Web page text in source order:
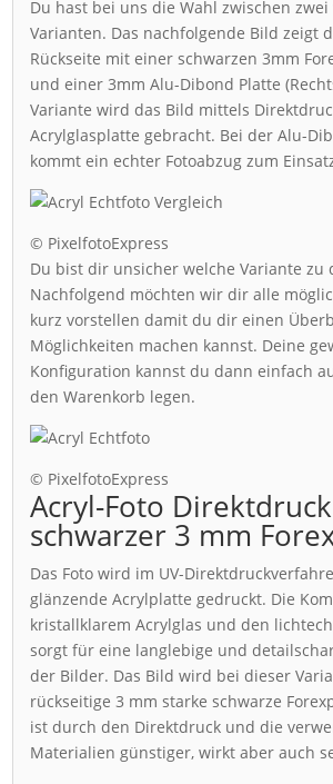
Du hast bei uns die Wahl zwischen
Varianten. Das nachfolgende Bild zeigt
Rückseite mit einer schwarzen 3mm
und einer 3mm Alu-Dibond Platte
Variante wird das Bild mittels
Acrylglasplatte gebracht. Bei der Alu-
kommt ein echter Fotoabzug zum
© PixelfotoExpress
Du bist dir unsicher welche Variante zu
Nachfolgend möchten wir dir alle
kurz vorstellen damit du dir einen
Möglichkeiten machen kannst. Deine
Konfiguration kannst du dann einfach
den Warenkorb legen.
© PixelfotoExpress
Acryl-Foto
schwarzer 3 mm
Das Foto wird im UV-
glänzende Acrylplatte gedruckt. Die
kristallklarem Acrylglas und den
sorgt für eine langlebige und
der Bilder. Das Bild wird bei dieser
rückseitige 3 mm starke schwarze
ist durch den Direktdruck und die
Materialien günstiger, wirkt aber auch